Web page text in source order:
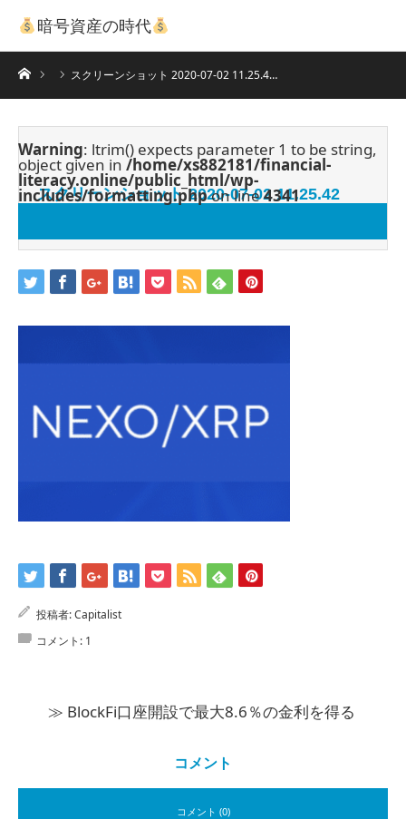
暗号資産の時代
ホーム スクリーンショット 2020-07-02 11.25.4…
Warning: ltrim() expects parameter 1 to be string,
object given in /home/xs882181/financial-
literacy.online/public_html/wp-
includes/formatting.phpon line4341
スクリーンショット 2020-07-02 11.25.42
投稿者:Capitalist
コメント: 1
≫ BlockFi口座開設で最大8.6％の金利を得る
コメント
コメント (0)